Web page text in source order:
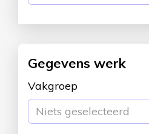
Gegevens werk
Vakgroep
Niets geselecteerd